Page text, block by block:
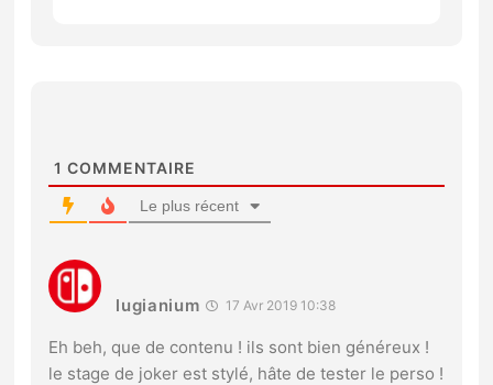
1 COMMENTAIRE
Le plus récent
lugianium 17 Avr 2019 10:38
Eh beh, que de contenu ! ils sont bien généreux !
le stage de joker est stylé, hâte de tester le perso !